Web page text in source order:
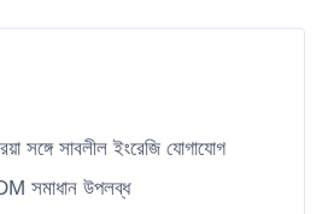
সঙ্গে সাবলীল ইংরেজি যোগাযোগ
সমাধান উপলব্ধ